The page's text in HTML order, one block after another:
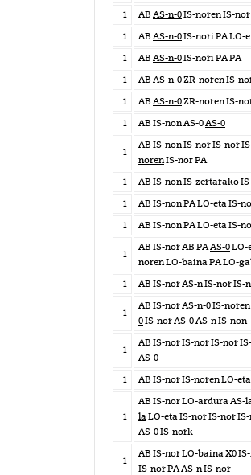
1
AB AS-n-0IS-noren IS-nor
1
AB AS-n-0IS-nori PA LO-
1
AB AS-n-0IS-nori PA PA
1
AB AS-n-0ZR-noren IS-
1
AB AS-n-0ZR-noren IS-
1
AB IS-non AS-0AS-0
1
AB IS-non IS-nor IS-nor
norenIS-nor PA
1
AB IS-non IS-zertarako
1
AB IS-non PA LO-eta IS-
1
AB IS-non PA LO-eta IS-
1
AB IS-nor AB PAAS-0LO-
noren LO-baina PA LO-
1
AB IS-nor AS-n IS-nor IS-
1
AB IS-nor AS-n-0 IS-
0IS-nor AS-0 AS-n IS-non
1
AB IS-nor IS-nor IS-nor
AS-0
1
AB IS-nor IS-noren LO-
1
AB IS-nor LO-ardura AS-
laLO-eta IS-nor IS-nor
AS-0 IS-nork
1
AB IS-nor LO-baina X0
IS-nor PAAS-nIS-nor